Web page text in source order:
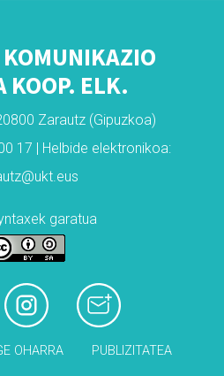
KOOP. ELK.
Zarautz (Gipuzkoa)
17 | Helbide elektronikoa:
garatua
OHARRA PUBLIZITATEA